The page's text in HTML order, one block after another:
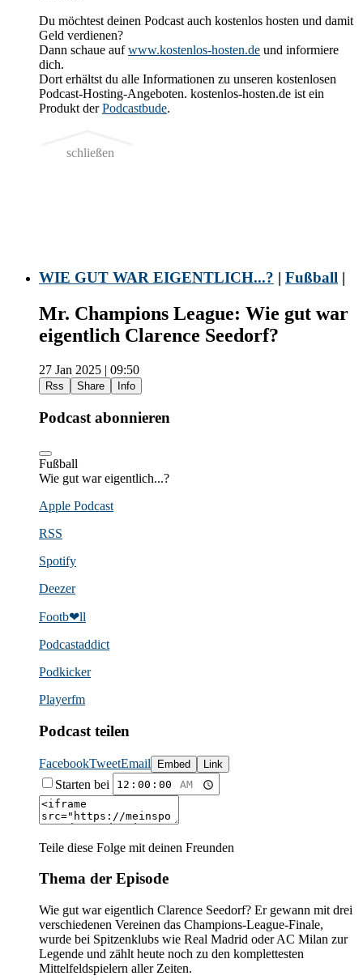
Du möchtest deinen Podcast auch kostenlos hosten und damit
Geld verdienen?
Dann schaue aufwww.kostenlos-hosten.de und informiere
dich.
Dort erhältst du alle Informationen zu unseren kostenlosen
Podcast-Hosting-Angeboten. kostenlos-hosten.de ist ein
Produkt derPodcastbude.
schließen
WIE GUT WAR EIGENTLICH...? | Fußball |
Mr. Champions League: Wie gut war
eigentlich Clarence Seedorf?
27 Jan 2025 | 09:50
Rss Share Info
Podcast abonnieren
Fußball
Wie gut war eigentlich...?
Apple Podcast
RSS
Spotify
Deezer
Footb❤ll
Podcast­addict
Podkicker
Playerfm
Podcast teilen
FacebookTweetEmail Embed Link
Starten bei
Teile diese Folge mit deinen Freunden
Thema der Episode
Wie gut war eigentlich Clarence Seedorf? Er gewann mit drei
verschiedenen Vereinen das Champions-League-Finale,
wurde bei Spitzenklubs wie Real Madrid oder AC Milan zur
Legende und zählt heute noch zu den komplettesten
Mittelfeldspielern aller Zeiten.